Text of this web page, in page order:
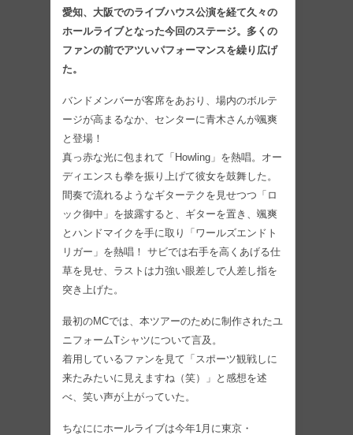
愛知、大阪でのライブハウス公演を経て久々の
ホールライブとなった今回のステージ。多くの
ファンの前でアツいパフォーマンスを繰り広げ
た。
バンドメンバーが客席をあおり、場内のボルテ
ージが高まるなか、センターに青木さんが颯爽
と登場！
真っ赤な光に包まれて「Howling」を熱唱。オー
ディエンスも拳を振り上げて彼女を鼓舞した。
間奏で流れるようなギターテクを見せつつ「ロ
ック御中」を披露すると、ギターを置き、颯爽
とハンドマイクを手に取り「ワールズエンドト
リガー」を熱唱！ サビでは右手を高くあげる仕
草を見せ、ラストは力強い眼差しで人差し指を
突き上げた。
最初のMCでは、本ツアーのために制作されたユ
ニフォームTシャツについて言及。
着用しているファンを見て「スポーツ観戦しに
来たみたいに見えますね（笑）」と感想を述
べ、笑い声が上がっていた。
ちなににホールライブは今年1月に東京・